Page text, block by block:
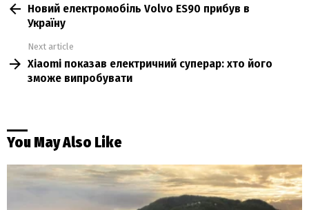
moreНовий електромобіль Volvo ES90 прибув в
Україну
Next article
Xiaomi показав електричний суперар: хто його
зможе випробувати
You May Also Like